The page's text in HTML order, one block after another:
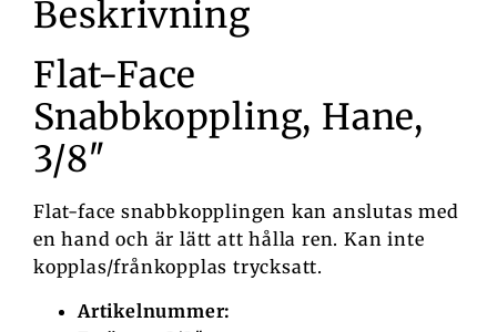
Beskrivning
Flat-Face
Snabbkoppling, Hane,
3/8″
Flat-face snabbkopplingen kan anslutas med
en hand och är lätt att hålla ren. Kan inte
kopplas/frånkopplas trycksatt.
Artikelnummer: